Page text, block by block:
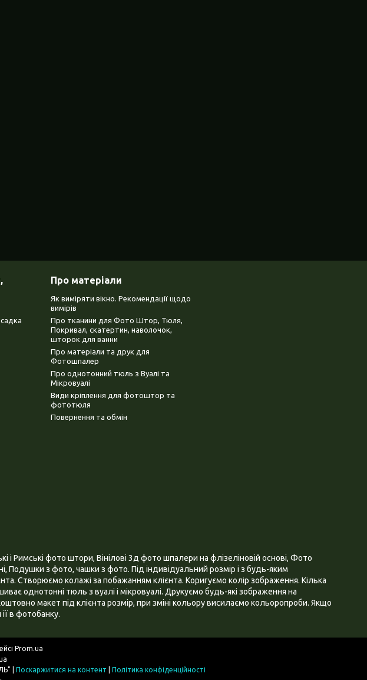
Про матеріали
Як виміряти вікно. Рекомендації щодо
вимірів
Про тканини для Фото Штор, Тюля,
Покривал, скатертин, наволочок,
шторок для ванни
Про матеріали та друк для
Фотошпалер
Про однотонний тюль з Вуалі та
Мікровуалі
Види кріплення для фотоштор та
фототюля
Повернення та обмін
фото штори, Вінілові 3д фото шпалери на флізеліновій основі, Фото
з фото, чашки з фото. Під індивідуальний розмір і з будь-яким
Створюємо колажі за побажанням клієнта. Коригуємо колір зображення. Кілька
однотонні тюль з вуалі і мікровуалі. Друкуємо будь-які зображення на
макет під клієнта розмір, при зміні кольору висилаємо кольоропроби. Якщо
в фотобанку.
Prom.ua
Поскаржитися на контент
Політика конфіденційності